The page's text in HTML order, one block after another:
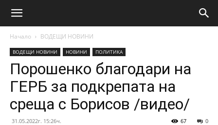
Начало ВОДЕЩИ НОВИНИ
ВОДЕЩИ НОВИНИ НОВИНИ ПОЛИТИКА
Порошенко благодари на
ГЕРБ за подкрепата на
среща с Борисов /видео/
31.05.2022г. 15:26ч. 0
67